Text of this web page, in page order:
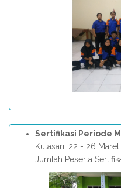
Sertifikasi Periode
Kutasari, 22 - 26 Maret
Jumlah Peserta